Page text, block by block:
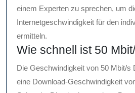
einem Experten zu sprechen, um
Internetgeschwindigkeit für den
ermitteln.
Wie schnell ist 50
Die Geschwindigkeit von 50 Mbit/s
eine Download-Geschwindigkeit